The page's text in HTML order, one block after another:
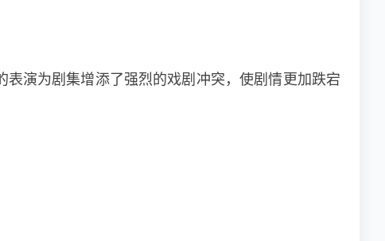
演为剧集增添了强烈的戏剧冲突，使剧情更加跌宕